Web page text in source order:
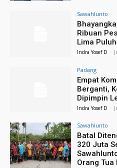
Sawahlunto
Ribuan
Lima
Indra Yosef D -
Padang
Empat
Berganti,
Dipimpin
Indra Yosef D -
Sawahlunto
Batal
320 Juta
Orang Tua